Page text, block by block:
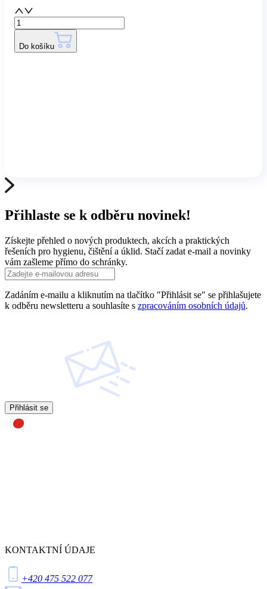
Do košíku
Přihlaste se k odběru novinek!
Získejte přehled o nových produktech, akcích a praktických
řešeních pro hygienu, čištění a úklid. Stačí zadat e-mail a novinky
vám zašleme přímo do schránky.
Zadáním e-mailu a kliknutím na tlačítko "Přihlásit se" se přihlašujete
k odběru newsletteru a souhlasíte s zpracováním osobních údajů.
Přihlásit se
KONTAKTNÍ ÚDAJE
+420 475 522 077